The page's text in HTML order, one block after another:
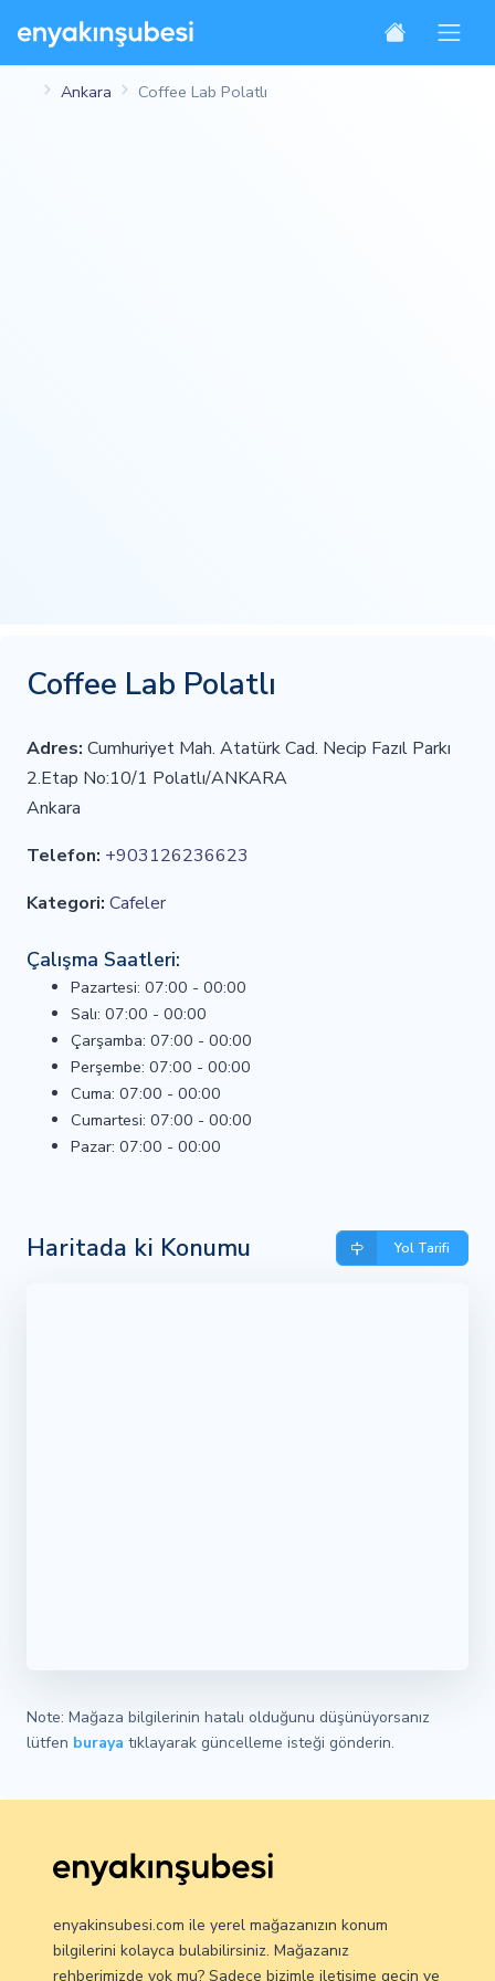
Ankara Coffee Lab Polatlı
Coffee Lab Polatlı
Adres: Cumhuriyet Mah. Atatürk Cad. Necip Fazıl Parkı
2.Etap No:10/1 Polatlı/ANKARA
Ankara
Telefon: +903126236623
Kategori: Cafeler
Çalışma Saatleri:
Pazartesi: 07:00 - 00:00
Salı: 07:00 - 00:00
Çarşamba: 07:00 - 00:00
Perşembe: 07:00 - 00:00
Cuma: 07:00 - 00:00
Cumartesi: 07:00 - 00:00
Pazar: 07:00 - 00:00
Haritada ki Konumu Yol Tarifi
Note: Mağaza bilgilerinin hatalı olduğunu düşünüyorsanız
lütfen buraya tıklayarak güncelleme isteği gönderin.
enyakinsubesi.com ile yerel mağazanızın konum
bilgilerini kolayca bulabilirsiniz. Mağazanız
rehberimizde yok mu? Sadece bizimle iletişime geçin ve